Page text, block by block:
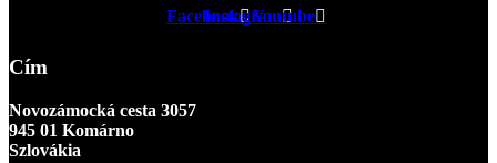
FacebookInstagramYoutube
Cím
Novozámocká cesta 3057
945 01 Komárno
Szlovákia